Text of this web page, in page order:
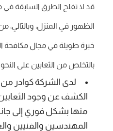
قد لا تفلح الطرق السابقة في
الظهور في المنزل، وبالتالي،
خبرة طويلة في مجال مكافحة
بالتخلص من الثعابين على النحو
لدى الشركة كوادر
الكشف عن وجود
منها بشكل فوري إلى
المهندسين والفنيين